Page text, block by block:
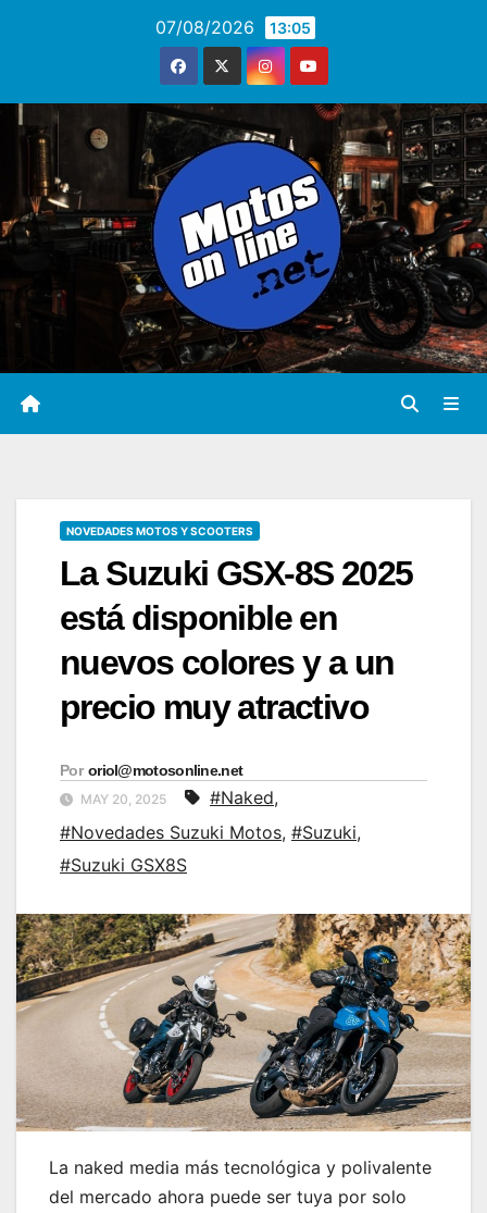
07/08/2026 13:05
NOVEDADES MOTOS Y SCOOTERS
La Suzuki GSX-8S 2025
está disponible en
nuevos colores y a un
precio muy atractivo
Por oriol@motosonline.net
MAY 20, 2025 #Naked,
#Novedades Suzuki Motos, #Suzuki,
#Suzuki GSX8S
La naked media más tecnológica y polivalente
del mercado ahora puede ser tuya por solo